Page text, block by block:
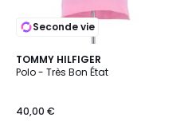
Seconde vie
TOMMY HILFIGER
Polo - Très Bon État
40,00 €